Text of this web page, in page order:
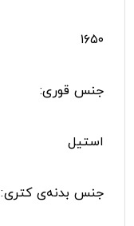
۱۶۵۰
جنس قوری:
استیل
جنس بدنه‌ی کتری: